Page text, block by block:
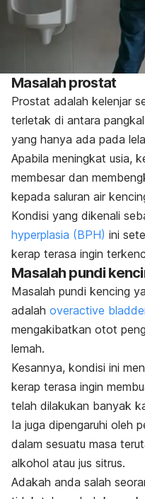
Masalah prostat
Prostat adalah kelenjar
terletak di antara
yang hanya ada pada
Apabila meningkat usia,
membesar dan
kepada saluran air
Kondisi yang dikenali
hyperplasia (BPH) ini
kerap terasa ingin
Masalah pundi
Masalah pundi kencing
adalah overactive
mengakibatkan otot
lemah.
Kesannya, kondisi ini
kerap terasa ingin
telah dilakukan banyak
Ia juga dipengaruhi oleh
dalam sesuatu masa
alkohol atau jus sitrus.
Adakah anda salah